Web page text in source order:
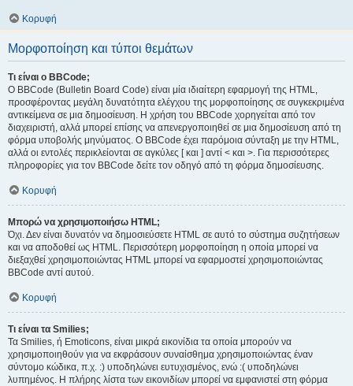
Κορυφή
Μορφοποίηση και τύποι θεμάτων
Τι είναι ο BBCode;
Ο BBCode (Bulletin Board Code) είναι μία ιδιαίτερη εφαρμογή της HTML,
προσφέροντας μεγάλη δυνατότητα ελέγχου της μορφοποίησης σε συγκεκριμένα
αντικείμενα σε μια δημοσίευση. Η χρήση του BBCode χορηγείται από τον
διαχειριστή, αλλά μπορεί επίσης να απενεργοποιηθεί σε μια δημοσίευση από τη
φόρμα υποβολής μηνύματος. Ο BBCode έχει παρόμοια σύνταξη με την HTML,
αλλά οι εντολές περικλείονται σε αγκύλες [ και ] αντί < και >. Για περισσότερες
πληροφορίες για τον BBCode δείτε τον οδηγό από τη φόρμα δημοσίευσης.
Κορυφή
Μπορώ να χρησιμοποιήσω HTML;
Όχι. Δεν είναι δυνατόν να δημοσιεύσετε HTML σε αυτό το σύστημα συζητήσεων
και να αποδοθεί ως HTML. Περισσότερη μορφοποίηση η οποία μπορεί να
διεξαχθεί χρησιμοποιώντας HTML μπορεί να εφαρμοστεί χρησιμοποιώντας
BBCode αντί αυτού.
Κορυφή
Τι είναι τα Smilies;
Τα Smilies, ή Emoticons, είναι μικρά εικονίδια τα οποία μπορούν να
χρησιμοποιηθούν για να εκφράσουν συναίσθημα χρησιμοποιώντας έναν
σύντομο κώδικα, π.χ. :) υποδηλώνει ευτυχισμένος, ενώ :( υποδηλώνει
λυπημένος. Η πλήρης λίστα των εικονιδίων μπορεί να εμφανιστεί στη φόρμα